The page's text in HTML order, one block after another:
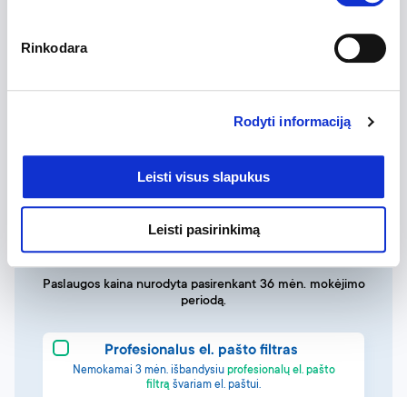
Rinkodara
Rodyti informaciją
Leisti visus slapukus
Leisti pasirinkimą
12.99
50 GB talpos planas
Paslaugos kaina nurodyta pasirenkant 36 mėn. mokėjimo
periodą.
Profesionalus el. pašto filtras
Nemokamai 3 mėn. išbandysiu profesionalų el. pašto
filtrą švariam el. paštui.